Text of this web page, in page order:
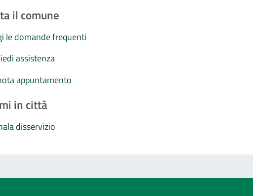
il comune
le domande frequenti
assistenza
appuntamento
in città
disservizio